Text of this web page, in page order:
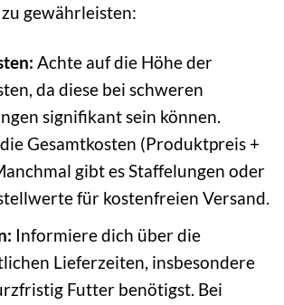
gewährleisten:
Achte auf die Höhe der
da diese bei schweren
signifikant sein können.
Gesamtkosten (Produktpreis +
gibt es Staffelungen oder
für kostenfreien Versand.
Informiere dich über die
Lieferzeiten, insbesondere
Futter benötigst. Bei